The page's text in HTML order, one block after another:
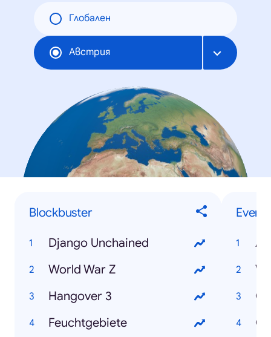
Глобален
Австрия
Blockbuster
Django Unchained
World War Z
Hangover 3
Feuchtgebiete